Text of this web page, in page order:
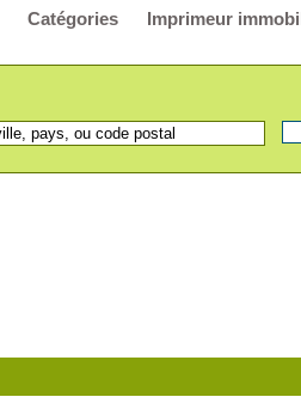
Catégories Imprimeur